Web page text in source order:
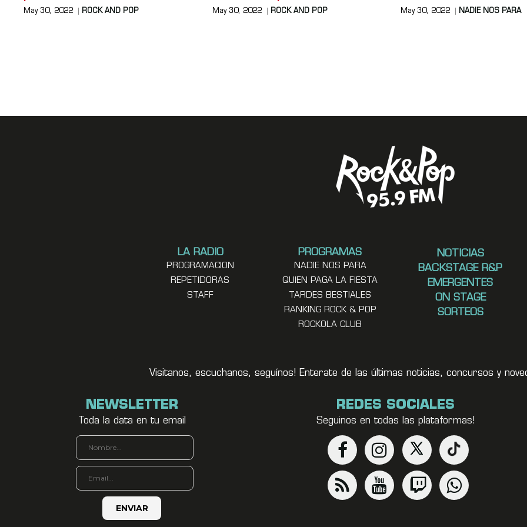
May 30, 2022 ROCK AND POP May 30, 2022 ROCK AND POP May 30, 2022 NADIE NOS PARA
LA RADIO
PROGRAMACION
REPETIDORAS
STAFF
PROGRAMAS
NADIE NOS PARA
QUIEN PAGA LA FIESTA
TARDES BESTIALES
RANKING ROCK & POP
ROCKOLA CLUB
NOTICIAS
BACKSTAGE R&P
EMERGENTES
ON STAGE
SORTEOS
Visitanos, escuchanos, seguínos! Enterate de las últimas noticias, concursos y
NEWSLETTER
Toda la data en tu email
REDES SOCIALES
Seguinos en todas las plataformas!